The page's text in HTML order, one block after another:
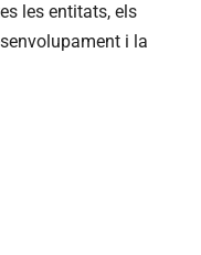
les entitats, els
i la